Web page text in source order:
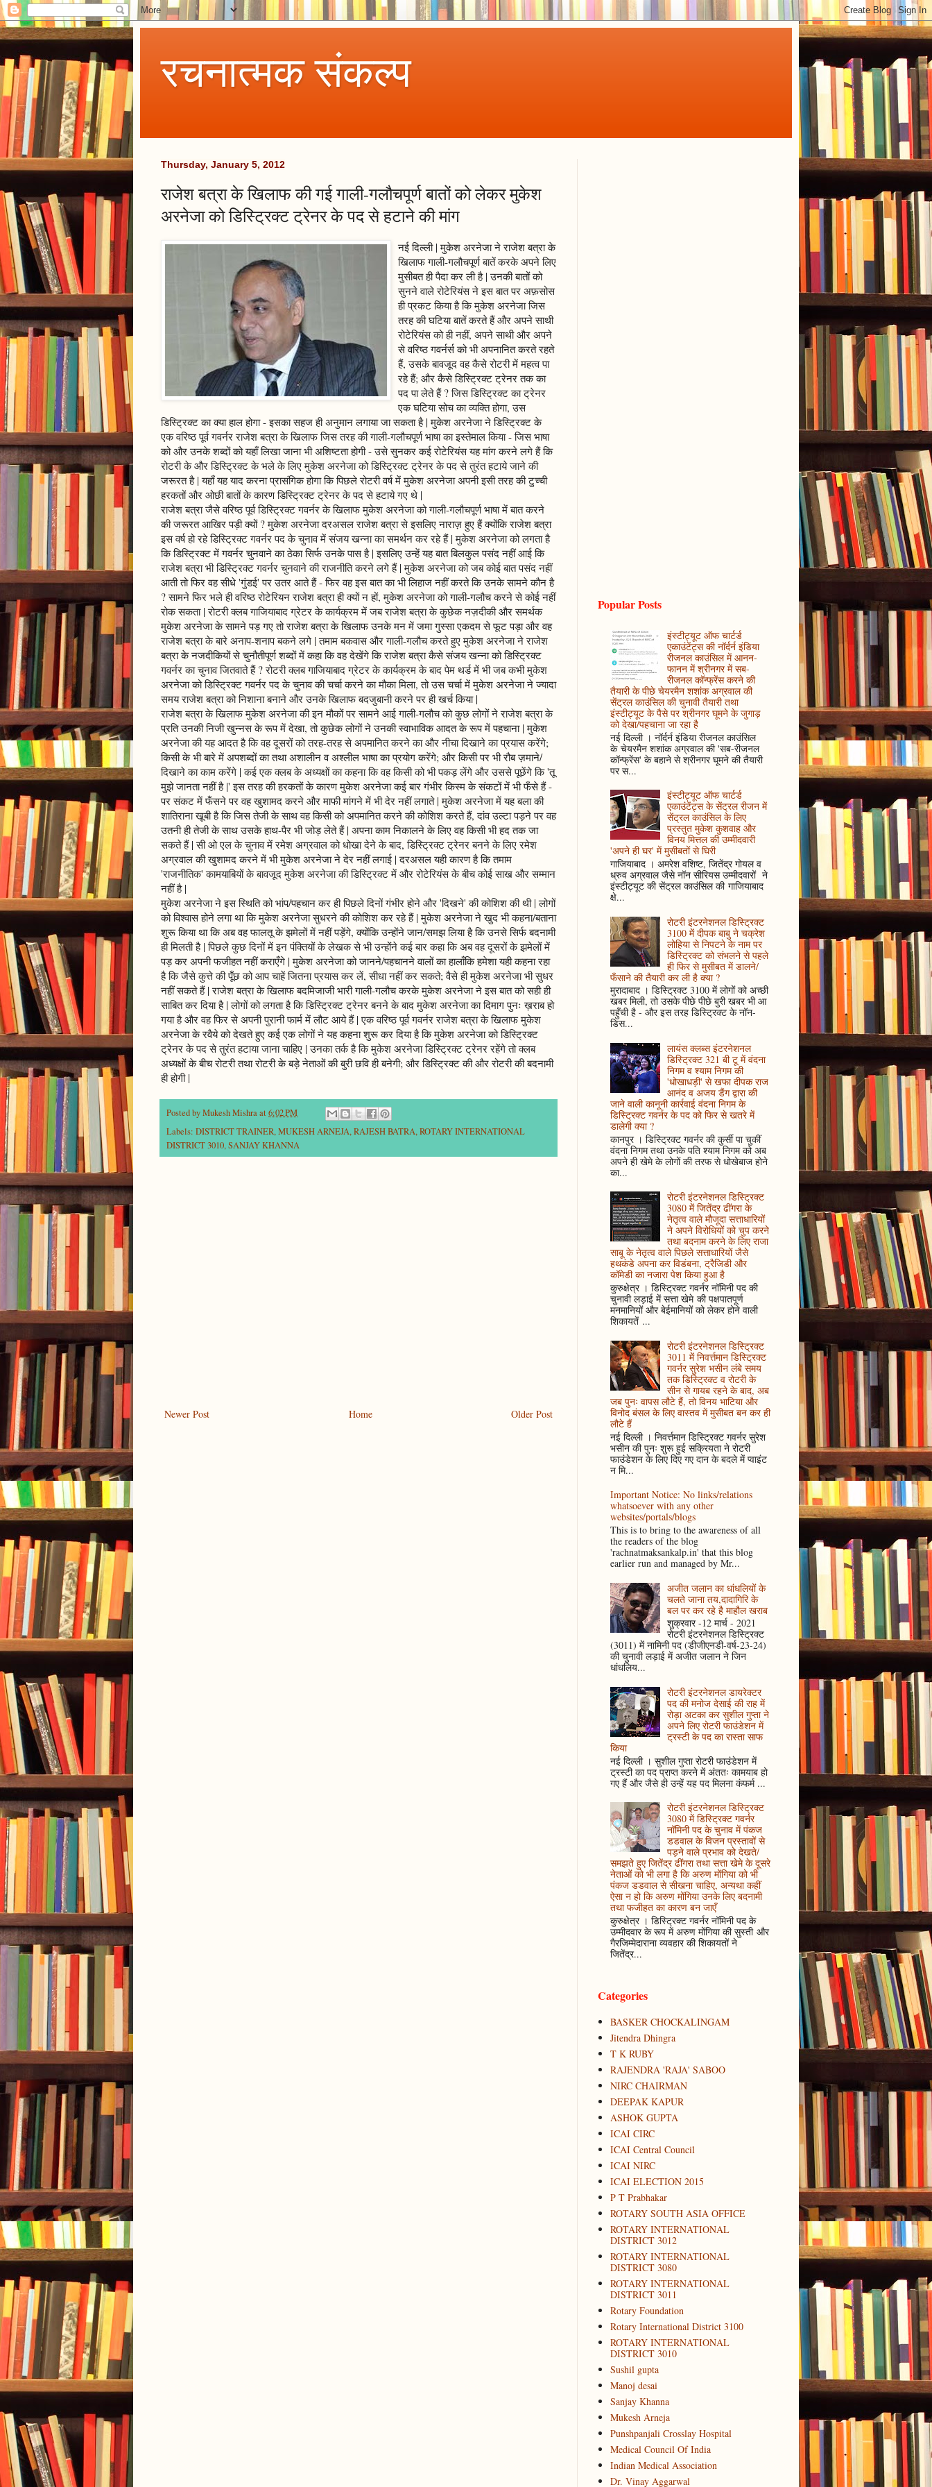
रचनात्मक संकल्प
Thursday, January 5, 2012
राजेश बत्रा के खिलाफ की गई गाली-गलौचपूर्ण बातों को लेकर मुकेश
अरनेजा को डिस्ट्रिक्ट ट्रेनर के पद से हटाने की मांग
नई दिल्ली | मुकेश अरनेजा ने राजेश बत्रा के
खिलाफ गाली-गलौचपूर्ण बातें करके अपने लिए
मुसीबत ही पैदा कर ली है | उनकी बातों को
सुनने वाले रोटेरियंस ने इस बात पर अफ़सोस
ही प्रकट किया है कि मुकेश अरनेजा जिस
तरह की घटिया बातें करते हैं और अपने साथी
रोटेरियंस को ही नहीं, अपने साथी और अपने
से वरिष्ठ गवर्नर्स को भी अपनानित करते रहते
हैं, उसके बावजूद वह कैसे रोटरी में महत्व पा
रहे हैं; और कैसे डिस्ट्रिक्ट ट्रेनर तक का
पद पा लेते हैं ? जिस डिस्ट्रिक्ट का ट्रेनर
एक घटिया सोच का व्यक्ति होगा, उस
डिस्ट्रिक्ट का क्या हाल होगा - इसका सहज ही अनुमान लगाया जा सकता है | मुकेश अरनेजा ने डिस्ट्रिक्ट के
एक वरिष्ठ पूर्व गवर्नर राजेश बत्रा के खिलाफ जिस तरह की गाली-गलौचपूर्ण भाषा का इस्तेमाल किया - जिस भाषा
को और उनके शब्दों को यहाँ लिखा जाना भी अशिष्टता होगी - उसे सुनकर कई रोटेरियंस यह मांग करने लगे हैं कि
रोटरी के और डिस्ट्रिक्ट के भले के लिए मुकेश अरनेजा को डिस्ट्रिक्ट ट्रेनर के पद से तुरंत हटाये जाने की
जरूरत है | यहाँ यह याद करना प्रासंगिक होगा कि पिछले रोटरी वर्ष में मुकेश अरनेजा अपनी इसी तरह की टुच्ची
हरकतों और ओछी बातों के कारण डिस्ट्रिक्ट ट्रेनर के पद से हटाये गए थे |
राजेश बत्रा जैसे वरिष्ठ पूर्व डिस्ट्रिक्ट गवर्नर के खिलाफ मुकेश अरनेजा को गाली-गलौचपूर्ण भाषा में बात करने
की जरूरत आखिर पड़ी क्यों ? मुकेश अरनेजा दरअसल राजेश बत्रा से इसलिए नाराज़ हुए हैं क्योंकि राजेश बत्रा
इस वर्ष हो रहे डिस्ट्रिक्ट गवर्नर पद के चुनाव में संजय खन्ना का समर्थन कर रहे हैं | मुकेश अरनेजा को लगता है
कि डिस्ट्रिक्ट में गवर्नर चुनवाने का ठेका सिर्फ उनके पास है | इसलिए उन्हें यह बात बिलकुल पसंद नहीं आई कि
राजेश बत्रा भी डिस्ट्रिक्ट गवर्नर चुनवाने की राजनीति करने लगे हैं | मुकेश अरनेजा को जब कोई बात पसंद नहीं
आती तो फिर वह सीधे 'गुंडई' पर उतर आते हैं - फिर वह इस बात का भी लिहाज नहीं करते कि उनके सामने कौन है
? सामने फिर भले ही वरिष्ठ रोटेरियन राजेश बत्रा ही क्यों न हों, मुकेश अरनेजा को गाली-गलौच करने से कोई नहीं
रोक सकता | रोटरी क्लब गाजियाबाद ग्रेटर के कार्यक्रम में जब राजेश बत्रा के कुछेक नज़दीकी और समर्थक
मुकेश अरनेजा के सामने पड़ गए तो राजेश बत्रा के खिलाफ उनके मन में जमा गुस्सा एकदम से फूट पड़ा और वह
राजेश बत्रा के बारे अनाप-शनाप बकने लगे | तमाम बकवास और गाली-गलौच करते हुए मुकेश अरनेजा ने राजेश
बत्रा के नजदीकियों से चुनौतीपूर्ण शब्दों में कहा कि वह देखेंगे कि राजेश बत्रा कैसे संजय खन्ना को डिस्ट्रिक्ट
गवर्नर का चुनाव जितवाते हैं ? रोटरी क्लब गाजियाबाद ग्रेटर के कार्यक्रम के बाद पेम थर्ड में भी जब कभी मुकेश
अरनेजा को डिस्ट्रिक्ट गवर्नर पद के चुनाव की चर्चा करने का मौका मिला, तो उस चर्चा में मुकेश अरनेजा ने ज्यादा
समय राजेश बत्रा को निशाना बनाने और उनके खिलाफ बदजुबानी करने पर ही खर्च किया |
राजेश बत्रा के खिलाफ मुकेश अरनेजा की इन मौकों पर सामने आई गाली-गलौच को कुछ लोगों ने राजेश बत्रा के
प्रति उनकी निजी खुन्नस के रूप में देखा, तो कुछेक लोगों ने उनकी स्वाभाविक आदत के रूप में पहचाना | मुकेश
अरनेजा की यह आदत है कि वह दूसरों को तरह-तरह से अपमानित करने का और नीचा दिखाने का प्रयास करेंगे;
किसी के भी बारे में अपशब्दों का तथा अशालीन व अश्लील भाषा का प्रयोग करेंगे; और किसी पर भी रौब ज़माने/
दिखाने का काम करेंगे | कई एक क्लब के अध्यक्षों का कहना कि वह किसी को भी पकड़ लेंगे और उससे पूछेंगे कि 'तू
मुझे जानता नहीं है |' इस तरह की हरकतों के कारण मुकेश अरनेजा कई बार गंभीर किस्म के संकटों में भी फँसे हैं -
पर संकट में फँसने पर वह खुशामद करने और माफी मांगने में भी देर नहीं लगाते | मुकेश अरनेजा में यह बला की
शातिराना खूबी है कि जिस तेजी के साथ वह किसी को अपमानित करने की कोशिश करते हैं, दांव उल्टा पड़ने पर वह
उतनी ही तेजी के साथ उसके हाथ-पैर भी जोड़ लेते हैं | अपना काम निकालने के लिए वह किसी भी हद तक जा
सकते हैं | सी ओ एल के चुनाव में रमेश अग्रवाल को धोखा देने के बाद, डिस्ट्रिक्ट ट्रेनर बनने के लिए रमेश
अग्रवाल की खुशामद करने में भी मुकेश अरनेजा ने देर नहीं लगाई | दरअसल यही कारण है कि तमाम
'राजनीतिक' कामयाबियों के बावजूद मुकेश अरनेजा की डिस्ट्रिक्ट में और रोटेरियंस के बीच कोई साख और सम्मान
नहीं है |
मुकेश अरनेजा ने इस स्थिति को भांप/पहचान कर ही पिछले दिनों गंभीर होने और 'दिखने' की कोशिश की थी | लोगों
को विश्वास होने लगा था कि मुकेश अरनेजा सुधरने की कोशिश कर रहे हैं | मुकेश अरनेजा ने खुद भी कहना/बताना
शुरू किया था कि अब वह फालतू के झमेलों में नहीं पड़ेंगे, क्योंकि उन्होंने जान/समझ लिया है कि उनसे सिर्फ बदनामी
ही मिलती है | पिछले कुछ दिनों में इन पंक्तियों के लेखक से भी उन्होंने कई बार कहा कि अब वह दूसरों के झमेलों में
पड़ कर अपनी फजीहत नहीं कराएँगे | मुकेश अरनेजा को जानने/पहचानने वालों का हालाँकि हमेशा यही कहना रहा
है कि जैसे कुत्ते की पूँछ को आप चाहें जितना प्रयास कर लें, सीधा नहीं कर सकते; वैसे ही मुकेश अरनेजा भी सुधर
नहीं सकते हैं | राजेश बत्रा के खिलाफ बदमिजाजी भारी गाली-गलौच करके मुकेश अरनेजा ने इस बात को सही ही
साबित कर दिया है | लोगों को लगता है कि डिस्ट्रिक्ट ट्रेनर बनने के बाद मुकेश अरनेजा का दिमाग पुनः ख़राब हो
गया है और वह फिर से अपनी पुरानी फार्म में लौट आये हैं | एक वरिष्ठ पूर्व गवर्नर राजेश बत्रा के खिलाफ मुकेश
अरनेजा के रवैये को देखते हुए कई एक लोगों ने यह कहना शुरू कर दिया है कि मुकेश अरनेजा को डिस्ट्रिक्ट
ट्रेनर के पद से तुरंत हटाया जाना चाहिए | उनका तर्क है कि मुकेश अरनेजा डिस्ट्रिक्ट ट्रेनर रहेंगे तो क्लब
अध्यक्षों के बीच रोटरी तथा रोटरी के बड़े नेताओं की बुरी छवि ही बनेगी; और डिस्ट्रिक्ट की और रोटरी की बदनामी
ही होगी |
Posted byMukesh Mishraat 6:02 PM
Labels: DISTRICT TRAINER,MUKESH ARNEJA,RAJESH BATRA,ROTARY INTERNATIONAL
DISTRICT 3010,SANJAY KHANNA
Newer Post Older Post
Home
Popular Posts
इंस्टीट्यूट ऑफ चार्टर्ड
एकाउंटेंट्स की नॉर्दर्न इंडिया
रीजनल काउंसिल में आनन-
फानन में श्रीनगर में सब-
रीजनल कॉन्फ्रेंस करने की
तैयारी के पीछे चेयरमैन शशांक अग्रवाल की
सेंट्रल काउंसिल की चुनावी तैयारी तथा
इंस्टीट्यूट के पैसे पर श्रीनगर घूमने के जुगाड़
को देखा/पहचाना जा रहा है
नई दिल्ली । नॉर्दर्न इंडिया रीजनल काउंसिल
के चेयरमैन शशांक अग्रवाल की 'सब-रीजनल
कॉन्फ्रेंस' के बहाने से श्रीनगर घूमने की तैयारी
पर स...
इंस्टीट्यूट ऑफ चार्टर्ड
एकाउंटेंट्स के सेंट्रल रीजन में
सेंट्रल काउंसिल के लिए
प्रस्तुत मुकेश कुशवाह और
विनय मित्तल की उम्मीदवारी
'अपने ही घर' में मुसीबतों से घिरी
गाजियाबाद । अमरेश वशिष्ट, जितेंद्र गोयल व
ध्रुव अग्रवाल जैसे नॉन सीरियस उम्मीदवारों ने
इंस्टीट्यूट की सेंट्रल काउंसिल की गाजियाबाद
क्षे...
रोटरी इंटरनेशनल डिस्ट्रिक्ट
3100 में दीपक बाबु ने चक्रेश
लोहिया से निपटने के नाम पर
डिस्ट्रिक्ट को संभलने से पहले
ही फिर से मुसीबत में डालने/
फँसाने की तैयारी कर ली है क्या ?
मुरादाबाद । डिस्ट्रिक्ट 3100 में लोगों को अच्छी
खबर मिली, तो उसके पीछे पीछे बुरी खबर भी आ
पहुँची है - और इस तरह डिस्ट्रिक्ट के नॉन-
डिस...
लायंस क्लब्स इंटरनेशनल
डिस्ट्रिक्ट 321 बी टू में वंदना
निगम व श्याम निगम की
'धोखाधड़ी' से खफा दीपक राज
आनंद व अजय डैंग द्वारा की
जाने वाली कानूनी कार्रवाई वंदना निगम के
डिस्ट्रिक्ट गवर्नर के पद को फिर से खतरे में
डालेगी क्या ?
कानपुर । डिस्ट्रिक्ट गवर्नर की कुर्सी पा चुकीं
वंदना निगम तथा उनके पति श्याम निगम को अब
अपने ही खेमे के लोगों की तरफ से धोखेबाज होने
का...
रोटरी इंटरनेशनल डिस्ट्रिक्ट
3080 में जितेंद्र ढींगरा के
नेतृत्व वाले मौजूदा सत्ताधारियों
ने अपने विरोधियों को चुप करने
तथा बदनाम करने के लिए राजा
साबू के नेतृत्व वाले पिछले सत्ताधारियों जैसे
हथकंडे अपना कर विडंबना, ट्रैजिडी और
कॉमेडी का नजारा पेश किया हुआ है
कुरुक्षेत्र । डिस्ट्रिक्ट गवर्नर नॉमिनी पद की
चुनावी लड़ाई में सत्ता खेमे की पक्षपातपूर्ण
मनमानियों और बेईमानियों को लेकर होने वाली
शिकायतें ...
रोटरी इंटरनेशनल डिस्ट्रिक्ट
3011 में निवर्त्तमान डिस्ट्रिक्ट
गवर्नर सुरेश भसीन लंबे समय
तक डिस्ट्रिक्ट व रोटरी के
सीन से गायब रहने के बाद, अब
जब पुनः वापस लौटे हैं, तो विनय भाटिया और
विनोद बंसल के लिए वास्तव में मुसीबत बन कर ही
लौटे हैं
नई दिल्ली । निवर्त्तमान डिस्ट्रिक्ट गवर्नर सुरेश
भसीन की पुनः शुरू हुई सक्रियता ने रोटरी
फाउंडेशन के लिए दिए गए दान के बदले में प्वाइंट
न मि...
Important Notice: No links/relations
whatsoever with any other
websites/portals/blogs
This is to bring to the awareness of all
the readers of the blog
'rachnatmaksankalp.in' that this blog
earlier run and managed by Mr...
अजीत जलान का धांधलियों के
चलते जाना तय,दादागिरि के
बल पर कर रहे है माहौल खराब
शुक्रवार -12 मार्च - 2021
रोटरी इंटरनेशनल डिस्ट्रिक्ट
(3011) में नामिनी पद (डीजीएनडी-वर्ष-23-24)
की चुनावी लड़ाई में अजीत जलान ने जिन
धांधलिय...
रोटरी इंटरनेशनल डायरेक्टर
पद की मनोज देसाई की राह में
रोड़ा अटका कर सुशील गुप्ता ने
अपने लिए रोटरी फाउंडेशन में
ट्रस्टी के पद का रास्ता साफ
किया
नई दिल्ली । सुशील गुप्ता रोटरी फाउंडेशन में
ट्रस्टी का पद प्राप्त करने में अंततः कामयाब हो
गए हैं और जैसे ही उन्हें यह पद मिलना कंफर्म ...
रोटरी इंटरनेशनल डिस्ट्रिक्ट
3080 में डिस्ट्रिक्ट गवर्नर
नॉमिनी पद के चुनाव में पंकज
डडवाल के विजन प्रस्तावों से
पड़ने वाले प्रभाव को देखते/
समझते हुए जितेंद्र ढींगरा तथा सत्ता खेमे के दूसरे
नेताओं को भी लगा है कि अरुण मोंगिया को भी
पंकज डडवाल से सीखना चाहिए, अन्यथा कहीं
ऐसा न हो कि अरुण मोंगिया उनके लिए बदनामी
तथा फजीहत का कारण बन जाएँ
कुरुक्षेत्र । डिस्ट्रिक्ट गवर्नर नॉमिनी पद के
उम्मीदवार के रूप में अरुण मोंगिया की सुस्ती और
गैरजिम्मेदाराना व्यवहार की शिकायतों ने
जितेंद्र...
Categories
BASKER CHOCKALINGAM
Jitendra Dhingra
T K RUBY
RAJENDRA 'RAJA' SABOO
NIRC CHAIRMAN
DEEPAK KAPUR
ASHOK GUPTA
ICAI CIRC
ICAI Central Council
ICAI NIRC
ICAI ELECTION 2015
P T Prabhakar
ROTARY SOUTH ASIA OFFICE
ROTARY INTERNATIONAL
DISTRICT 3012
ROTARY INTERNATIONAL
DISTRICT 3080
ROTARY INTERNATIONAL
DISTRICT 3011
Rotary Foundation
Rotary International District 3100
ROTARY INTERNATIONAL
DISTRICT 3010
Sushil gupta
Manoj desai
Sanjay Khanna
Mukesh Arneja
Punshpanjali Crosslay Hospital
Medical Council Of India
Indian Medical Association
Dr. Vinay Aggarwal